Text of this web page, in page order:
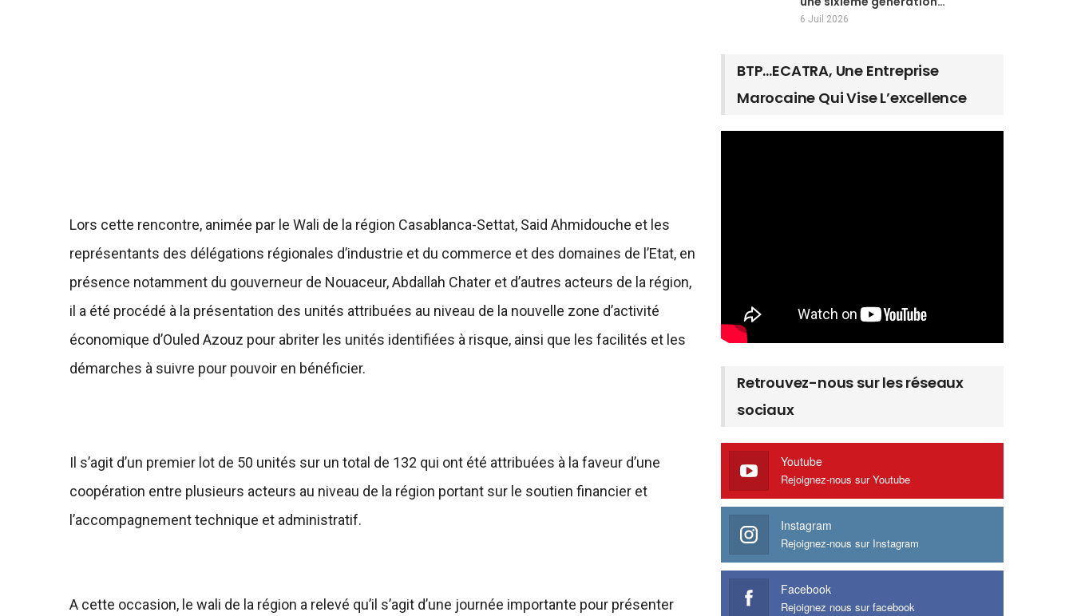
Lors cette rencontre, animée par le Wali de la région Casablanca-Settat, Said Ahmidouche et les
représentants des délégations régionales d’industrie et du commerce et des domaines de l’Etat, en
présence notamment du gouverneur de Nouaceur, Abdallah Chater et d’autres acteurs de la région,
il a été procédé à la présentation des unités attribuées au niveau de la nouvelle zone d’activité
économique d’Ouled Azouz pour abriter les unités identifiées à risque, ainsi que les facilités et les
démarches à suivre pour pouvoir en bénéficier.
Il s’agit d’un premier lot de 50 unités sur un total de 132 qui ont été attribuées à la faveur d’une
coopération entre plusieurs acteurs au niveau de la région portant sur le soutien financier et
l’accompagnement technique et administratif.
A cette occasion, le wali de la région a relevé qu’il s’agit d’une journée importante pour présenter
6 Juil 2026
BTP…ECATRA, Une Entreprise
Marocaine Qui Vise L’excellence
Retrouvez-nous sur les réseaux
sociaux
Youtube
Rejoignez-nous sur Youtube
Instagram
Rejoignez-nous sur Instagram
Facebook
Rejoignez nous sur facebook